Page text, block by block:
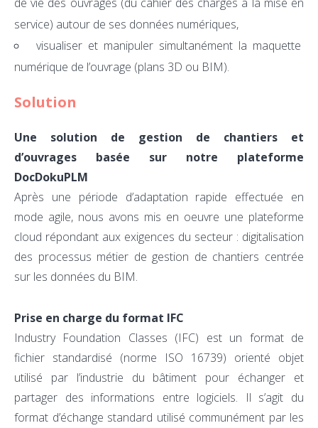
service) autour de ses données numériques,
visualiser et manipuler simultanément la maquette
numérique de l’ouvrage (plans 3D ou BIM).
Solution
Une solution de gestion de chantiers et
d’ouvrages basée sur notre plateforme
DocDokuPLM
Après une période d’adaptation rapide effectuée en
mode agile, nous avons mis en oeuvre une plateforme
cloud répondant aux exigences du secteur : digitalisation
des processus métier de gestion de chantiers centrée
sur les données du BIM.
Prise en charge du format IFC
Industry Foundation Classes (IFC) est un format de
fichier standardisé (norme ISO 16739) orienté objet
utilisé par l’industrie du bâtiment pour échanger et
partager des informations entre logiciels. Il s’agit du
format d’échange standard utilisé communément par les